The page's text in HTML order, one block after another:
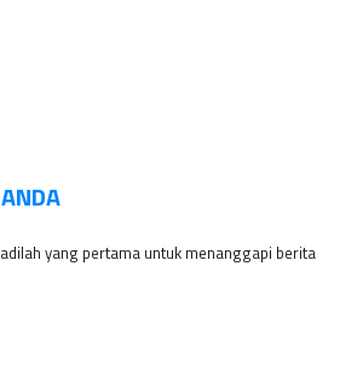
yang pertama untuk menanggapi berita